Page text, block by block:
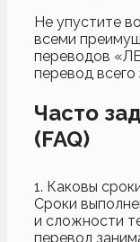
Не упустите
всеми
переводов
перевод всего
Часто
(FAQ)
1. Каковы
Сроки
и сложности
перевод